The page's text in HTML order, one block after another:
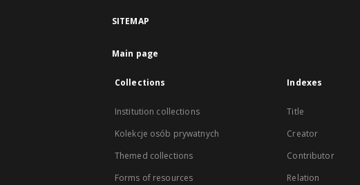
SITEMAP
Main page
Collections
Institution collections
Kolekcje osób prywatnych
Themed collections
Forms of resources
Indexes
Title
Creator
Contributor
Relation